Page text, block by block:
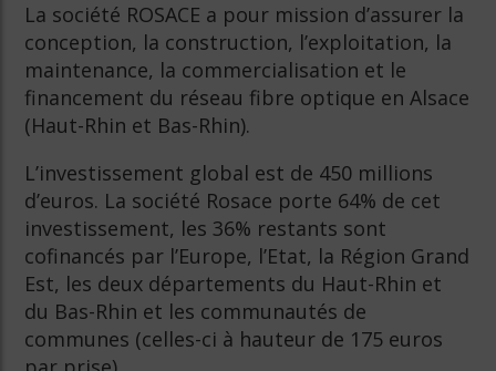
La société ROSACE a pour mission d’assurer la
conception, la construction, l’exploitation, la
maintenance, la commercialisation et le
financement du réseau fibre optique en Alsace
(Haut-Rhin et Bas-Rhin).
L’investissement global est de 450 millions
d’euros. La société Rosace porte 64% de cet
investissement, les 36% restants sont
cofinancés par l’Europe, l’Etat, la Région Grand
Est, les deux départements du Haut-Rhin et
du Bas-Rhin et les communautés de
communes (celles-ci à hauteur de 175 euros